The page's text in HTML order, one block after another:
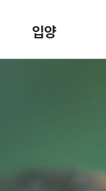
입양